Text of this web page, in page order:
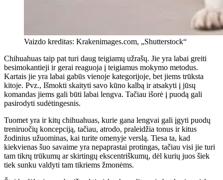
Vaizdo kreditas: Krakenimages.com, „Shutterstock“
Chihuahuas taip pat turi daug teigiamų užrašų. Jie yra labai greiti
besimokantieji ir gerai reaguoja į teigiamus mokymo metodus.
Kartais jie yra labai gabūs vienoje kategorijoje, bet jiems trūksta
kitoje. Pvz., Išmokti skaityti savo kūno kalbą ir atsakyti į jūsų
komandas jiems gali būti labai lengva. Tačiau išorė į puodą gali
pasirodyti sudėtingesnis.
Tuomet yra ir kitų chihuahuas, kurie gana lengvai gali įgyti puodų
treniruočių koncepciją, tačiau, atrodo, praleidžia tonus ir kitus
žodinius užuominas, kai turite omenyje verslą. Tiesa ta, kad
kiekvienas šuo savaime yra nepaprastai protingas, tačiau visi jie turi
tam tikrų trūkumų ar skirtingų ekscentriškumų, dėl kurių juos šiek
tiek sunku valdyti tam tikriems žmonėms.